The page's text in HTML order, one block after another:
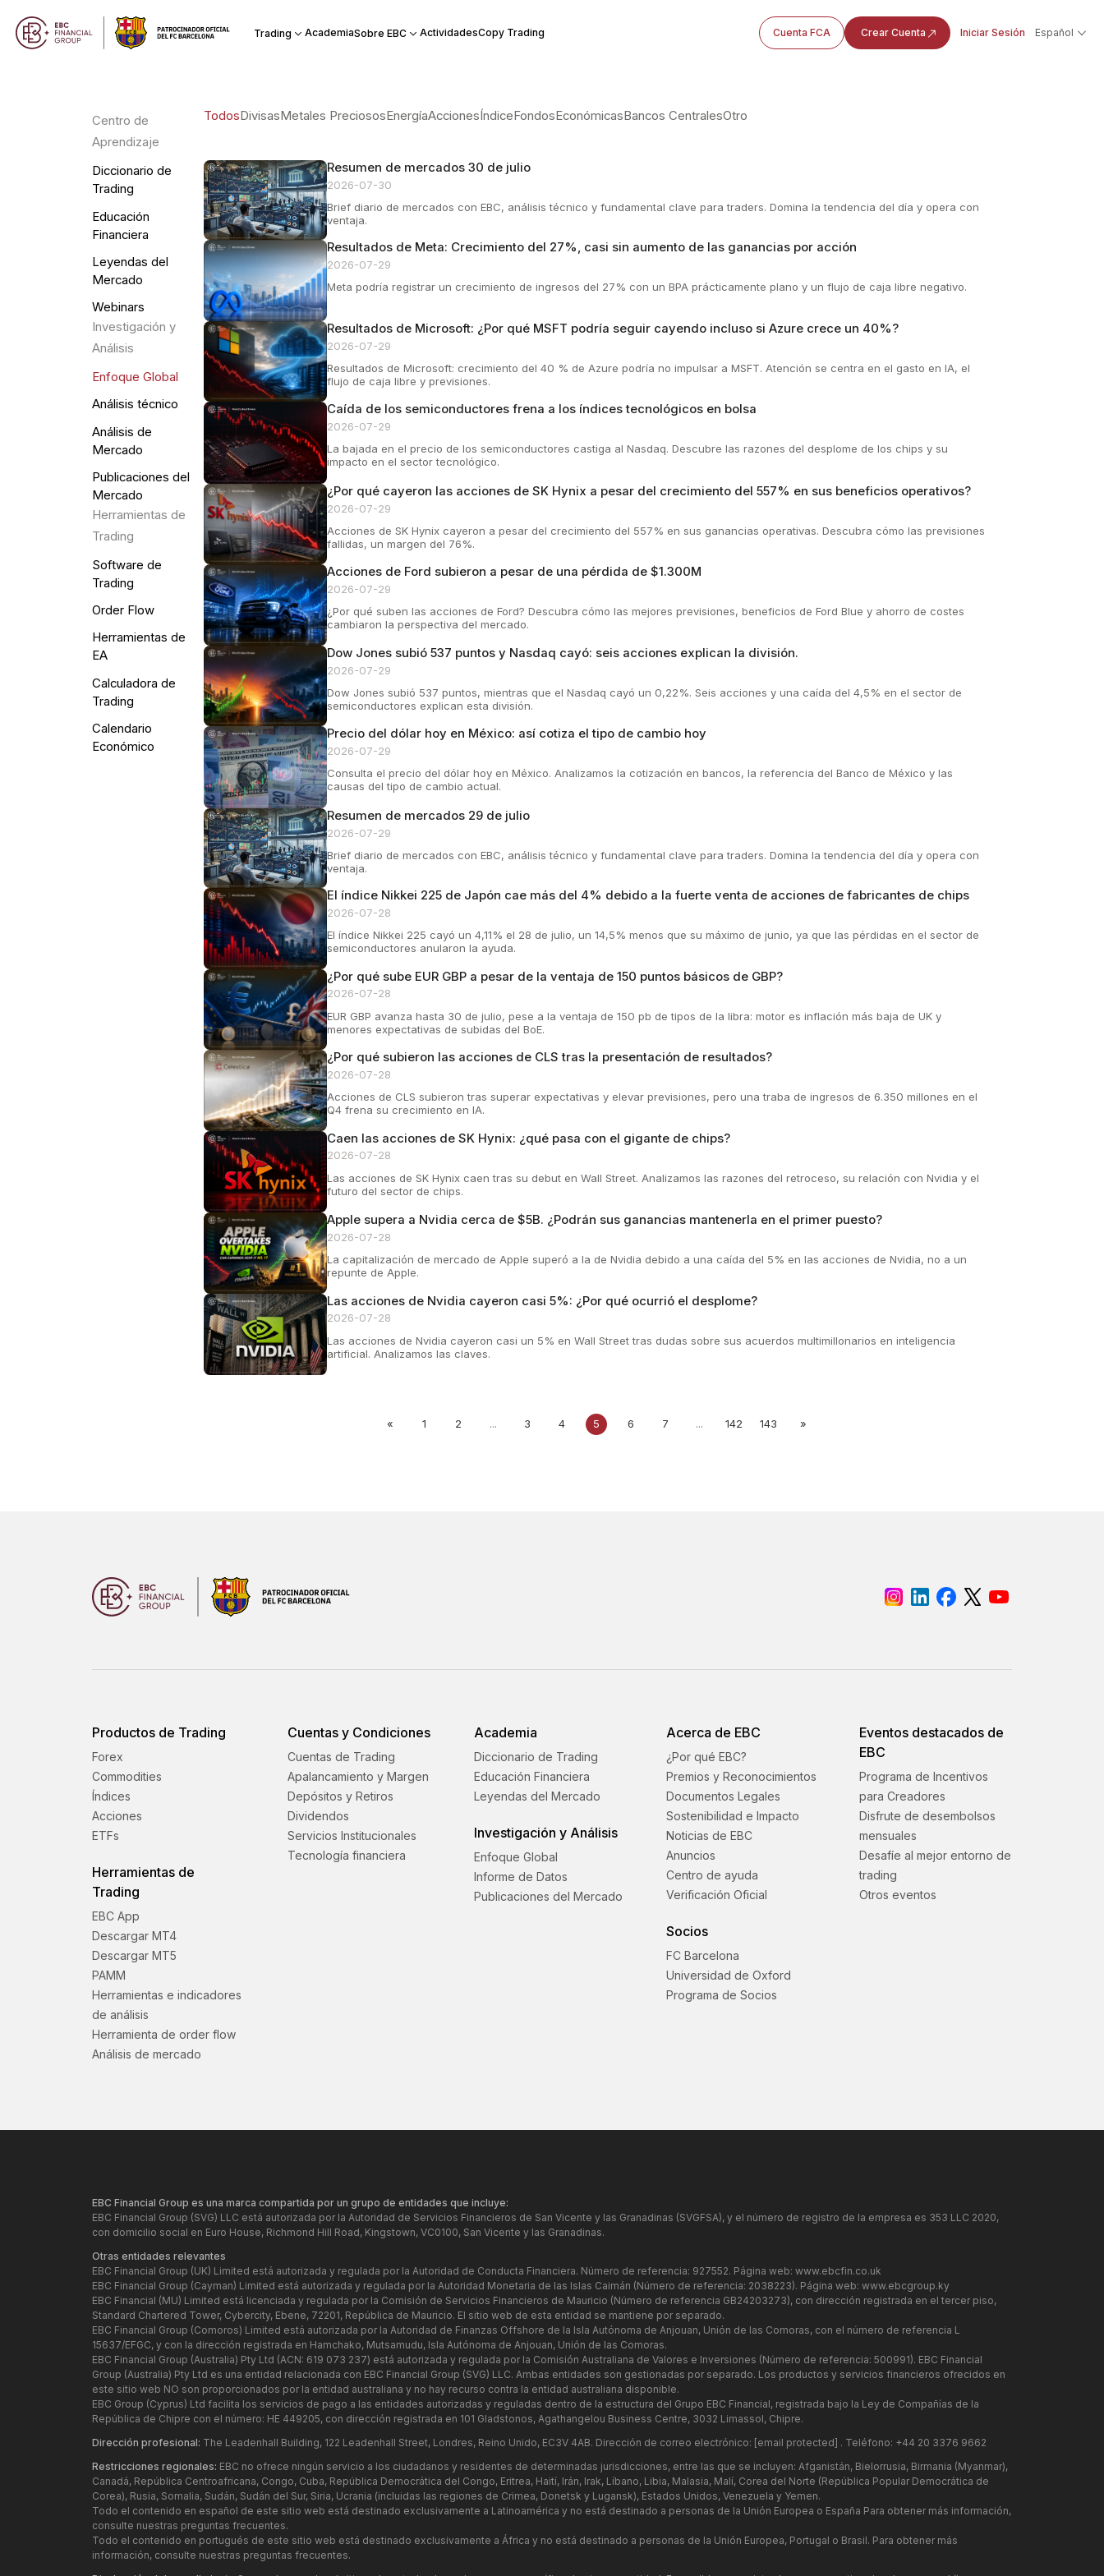
Trading AcademiaSobre EBC ActividadesCopy Trading Cuenta FCA Crear Cuenta Iniciar Sesión Español
Centro de
Aprendizaje
Diccionario de
Trading
Educación
Financiera
Leyendas del
Mercado
Webinars
Investigación y
Análisis
Enfoque Global
Análisis técnico
Análisis de
Mercado
Publicaciones del
Mercado
Herramientas de
Trading
Software de
Trading
Order Flow
Herramientas de
EA
Calculadora de
Trading
Calendario
Económico
TodosDivisasMetales PreciososEnergíaAccionesÍndiceFondosEconómicasBancos CentralesOtro
Resumen de mercados 30 de julio
2026-07-30
Brief diario de mercados con EBC, análisis técnico y fundamental clave para traders. Domina la tendencia del día y opera con
ventaja.
Resultados de Meta: Crecimiento del 27%, casi sin aumento de las ganancias por acción
2026-07-29
Meta podría registrar un crecimiento de ingresos del 27% con un BPA prácticamente plano y un flujo de caja libre negativo.
Resultados de Microsoft: ¿Por qué MSFT podría seguir cayendo incluso si Azure crece un 40%?
2026-07-29
Resultados de Microsoft: crecimiento del 40 % de Azure podría no impulsar a MSFT. Atención se centra en el gasto en IA, el
flujo de caja libre y previsiones.
Caída de los semiconductores frena a los índices tecnológicos en bolsa
2026-07-29
La bajada en el precio de los semiconductores castiga al Nasdaq. Descubre las razones del desplome de los chips y su
impacto en el sector tecnológico.
¿Por qué cayeron las acciones de SK Hynix a pesar del crecimiento del 557% en sus beneficios operativos?
2026-07-29
Acciones de SK Hynix cayeron a pesar del crecimiento del 557% en sus ganancias operativas. Descubra cómo las previsiones
fallidas, un margen del 76%.
Acciones de Ford subieron a pesar de una pérdida de $1.300M
2026-07-29
¿Por qué suben las acciones de Ford? Descubra cómo las mejores previsiones, beneficios de Ford Blue y ahorro de costes
cambiaron la perspectiva del mercado.
Dow Jones subió 537 puntos y Nasdaq cayó: seis acciones explican la división.
2026-07-29
Dow Jones subió 537 puntos, mientras que el Nasdaq cayó un 0,22%. Seis acciones y una caída del 4,5% en el sector de
semiconductores explican esta división.
Precio del dólar hoy en México: así cotiza el tipo de cambio hoy
2026-07-29
Consulta el precio del dólar hoy en México. Analizamos la cotización en bancos, la referencia del Banco de México y las
causas del tipo de cambio actual.
Resumen de mercados 29 de julio
2026-07-29
Brief diario de mercados con EBC, análisis técnico y fundamental clave para traders. Domina la tendencia del día y opera con
ventaja.
El índice Nikkei 225 de Japón cae más del 4% debido a la fuerte venta de acciones de fabricantes de chips
2026-07-28
El índice Nikkei 225 cayó un 4,11% el 28 de julio, un 14,5% menos que su máximo de junio, ya que las pérdidas en el sector de
semiconductores anularon la ayuda.
¿Por qué sube EUR GBP a pesar de la ventaja de 150 puntos básicos de GBP?
2026-07-28
EUR GBP avanza hasta 30 de julio, pese a la ventaja de 150 pb de tipos de la libra: motor es inflación más baja de UK y
menores expectativas de subidas del BoE.
¿Por qué subieron las acciones de CLS tras la presentación de resultados?
2026-07-28
Acciones de CLS subieron tras superar expectativas y elevar previsiones, pero una traba de ingresos de 6.350 millones en el
Q4 frena su crecimiento en IA.
Caen las acciones de SK Hynix: ¿qué pasa con el gigante de chips?
2026-07-28
Las acciones de SK Hynix caen tras su debut en Wall Street. Analizamos las razones del retroceso, su relación con Nvidia y el
futuro del sector de chips.
Apple supera a Nvidia cerca de $5B. ¿Podrán sus ganancias mantenerla en el primer puesto?
2026-07-28
La capitalización de mercado de Apple superó a la de Nvidia debido a una caída del 5% en las acciones de Nvidia, no a un
repunte de Apple.
Las acciones de Nvidia cayeron casi 5%: ¿Por qué ocurrió el desplome?
2026-07-28
Las acciones de Nvidia cayeron casi un 5% en Wall Street tras dudas sobre sus acuerdos multimillonarios en inteligencia
artificial. Analizamos las claves.
« 1 2 ... 3 4 5 6 7 ... 142 143 »
Productos de Trading
Forex
Commodities
Índices
Acciones
ETFs
Herramientas de
Trading
EBC App
Descargar MT4
Descargar MT5
PAMM
Herramientas e indicadores
de análisis
Herramienta de order flow
Análisis de mercado
Cuentas y Condiciones
Cuentas de Trading
Apalancamiento y Margen
Depósitos y Retiros
Dividendos
Servicios Institucionales
Tecnología financiera
Academia
Diccionario de Trading
Educación Financiera
Leyendas del Mercado
Investigación y Análisis
Enfoque Global
Informe de Datos
Publicaciones del Mercado
Acerca de EBC
¿Por qué EBC?
Premios y Reconocimientos
Documentos Legales
Sostenibilidad e Impacto
Noticias de EBC
Anuncios
Centro de ayuda
Verificación Oficial
Socios
FC Barcelona
Universidad de Oxford
Programa de Socios
Eventos destacados de
EBC
Programa de Incentivos
para Creadores
Disfrute de desembolsos
mensuales
Desafíe al mejor entorno de
trading
Otros eventos
EBC Financial Group es una marca compartida por un grupo de entidades que incluye:
EBC Financial Group (SVG) LLC está autorizada por la Autoridad de Servicios Financieros de San Vicente y las Granadinas (SVGFSA), y el número de registro de la empresa es 353 LLC 2020,
con domicilio social en Euro House, Richmond Hill Road, Kingstown, VC0100, San Vicente y las Granadinas.
Otras entidades relevantes
EBC Financial Group (UK) Limited está autorizada y regulada por la Autoridad de Conducta Financiera. Número de referencia: 927552. Página web: www.ebcfin.co.uk
EBC Financial Group (Cayman) Limited está autorizada y regulada por la Autoridad Monetaria de las Islas Caimán (Número de referencia: 2038223). Página web: www.ebcgroup.ky
EBC Financial (MU) Limited está licenciada y regulada por la Comisión de Servicios Financieros de Mauricio (Número de referencia GB24203273), con dirección registrada en el tercer piso,
Standard Chartered Tower, Cybercity, Ebene, 72201, República de Mauricio. El sitio web de esta entidad se mantiene por separado.
EBC Financial Group (Comoros) Limited está autorizada por la Autoridad de Finanzas Offshore de la Isla Autónoma de Anjouan, Unión de las Comoras, con el número de referencia L
15637/EFGC, y con la dirección registrada en Hamchako, Mutsamudu, Isla Autónoma de Anjouan, Unión de las Comoras.
EBC Financial Group (Australia) Pty Ltd (ACN: 619 073 237) está autorizada y regulada por la Comisión Australiana de Valores e Inversiones (Número de referencia: 500991). EBC Financial
Group (Australia) Pty Ltd es una entidad relacionada con EBC Financial Group (SVG) LLC. Ambas entidades son gestionadas por separado. Los productos y servicios financieros ofrecidos en
este sitio web NO son proporcionados por la entidad australiana y no hay recurso contra la entidad australiana disponible.
EBC Group (Cyprus) Ltd facilita los servicios de pago a las entidades autorizadas y reguladas dentro de la estructura del Grupo EBC Financial, registrada bajo la Ley de Compañías de la
República de Chipre con el número: HE 449205, con dirección registrada en 101 Gladstonos, Agathangelou Business Centre, 3032 Limassol, Chipre.
Dirección profesional: The Leadenhall Building, 122 Leadenhall Street, Londres, Reino Unido, EC3V 4AB. Dirección de correo electrónico: [email protected] . Teléfono: +44 20 3376 9662
Restricciones regionales: EBC no ofrece ningún servicio a los ciudadanos y residentes de determinadas jurisdicciones, entre las que se incluyen: Afganistán, Bielorrusia, Birmania (Myanmar),
Canadá, República Centroafricana, Congo, Cuba, República Democrática del Congo, Eritrea, Haití, Irán, Irak, Líbano, Libia, Malasia, Malí, Corea del Norte (República Popular Democrática de
Corea), Rusia, Somalia, Sudán, Sudán del Sur, Siria, Ucrania (incluidas las regiones de Crimea, Donetsk y Lugansk), Estados Unidos, Venezuela y Yemen.
Todo el contenido en español de este sitio web está destinado exclusivamente a Latinoamérica y no está destinado a personas de la Unión Europea o España Para obtener más información,
consulte nuestras preguntas frecuentes.
Todo el contenido en portugués de este sitio web está destinado exclusivamente a África y no está destinado a personas de la Unión Europea, Portugal o Brasil. Para obtener más
información, consulte nuestras preguntas frecuentes.